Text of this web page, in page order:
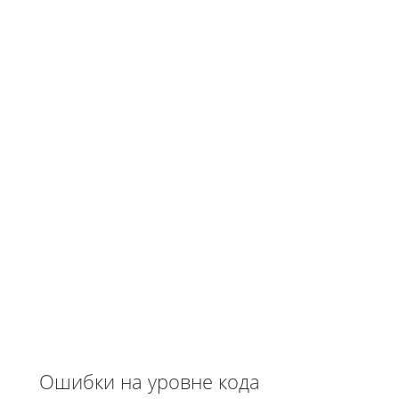
Ошибки на уровне кода